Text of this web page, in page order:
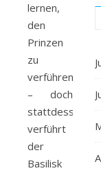
lernen,
den
Prinzen
zu
verführen
– doch
stattdessen
verführt
der
Basilisk